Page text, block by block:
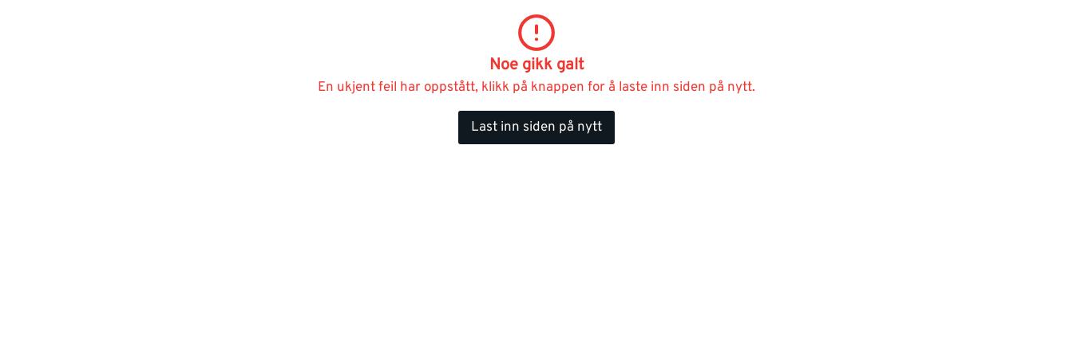
Noe gikk galt
En ukjent feil har oppstått, klikk på knappen for å laste inn siden på nytt.
Last inn siden på nytt